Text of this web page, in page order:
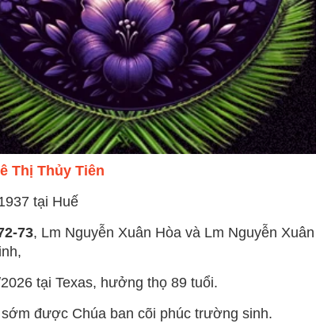
Thị Thủy Tiên
tại Huế
73, Lm Nguyễn Xuân Hòa và Lm Nguyễn Xuân
tại Texas, hưởng thọ 89 tuổi.
được Chúa ban cõi phúc trường sinh.